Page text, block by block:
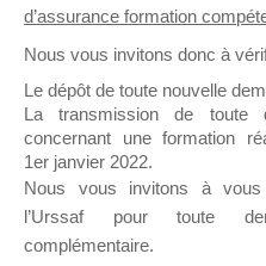
d’assurance formation
Nous vous invitons donc à
Le dépôt de toute nouvelle
La transmission de toute
concernant une formation
1er janvier 2022.
Nous vous invitons à
l’Urssaf pour toute
complémentaire.